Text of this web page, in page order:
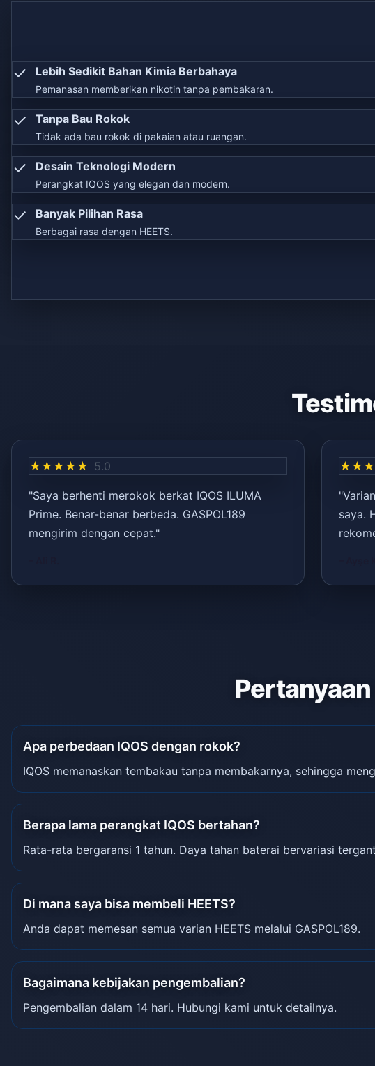
✓ Lebih Sedikit Bahan Kimia Berbahaya
Pemanasan memberikan nikotin tanpa pembakaran.
✓ Tanpa Bau Rokok
Tidak ada bau rokok di pakaian atau ruangan.
✓ Desain Teknologi Modern
Perangkat IQOS yang elegan dan modern.
✓ Banyak Pilihan Rasa
Berbagai rasa dengan HEETS.
★★★★★ 5.0
"Saya berhenti merokok berkat IQOS ILUMA
Prime. Benar-benar berbeda. GASPOL189
mengirim dengan cepat."
saya.
Apa perbedaan IQOS dengan rokok?
IQOS memanaskan tembakau tanpa membakarnya, sehingga
Berapa lama perangkat IQOS bertahan?
Rata-rata bergaransi 1 tahun. Daya tahan baterai bervariasi
Di mana saya bisa membeli HEETS?
Anda dapat memesan semua varian HEETS melalui GASPOL189.
Bagaimana kebijakan pengembalian?
Pengembalian dalam 14 hari. Hubungi kami untuk detailnya.